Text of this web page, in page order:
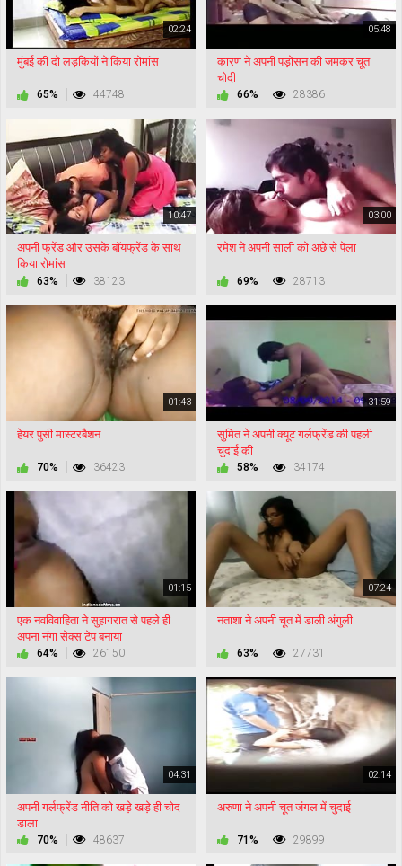
02:24
मुंबई की दो लड़कियों ने किया रोमांस
65% 44748
05:48
कारण ने अपनी पड़ोसन की जमकर चूत
चोदी
66% 28386
10:47
अपनी फ्रेंड और उसके बॉयफ्रेंड के साथ
किया रोमांस
63% 38123
03:00
रमेश ने अपनी साली को अछे से पेला
69% 28713
01:43
हेयर पुसी मास्टरबैशन
70% 36423
31:59
सुमित ने अपनी क्यूट गर्लफ्रेंड की पहली
चुदाई की
58% 34174
01:15
एक नवविवाहिता ने सुहागरात से पहले ही
अपना नंगा सेक्स टेप बनाया
64% 26150
07:24
नताशा ने अपनी चूत में डाली अंगुली
63% 27731
04:31
अपनी गर्लफ्रेंड नीति को खड़े खड़े ही चोद
डाला
70% 48637
02:14
अरुणा ने अपनी चूत जंगल में चुदाई
71% 29899